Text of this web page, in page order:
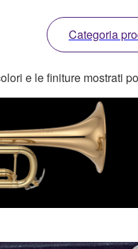
Categoria
e le finiture mostrati